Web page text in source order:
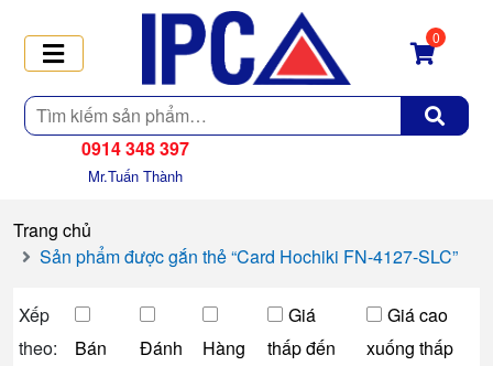
Tìm
kiếm
0
0914 348 397
Mr.Tuấn Thành
Trang chủ
Sản phẩm được gắn thẻ “Card Hochiki FN-4127-SLC”
Xếp
theo:
Bán
Đánh
Hàng
Giá
thấp đến
Giá cao
xuống thấp